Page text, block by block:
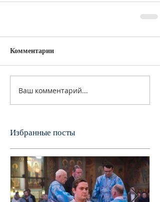
Комментарии
Ваш комментарий...
Избранные посты